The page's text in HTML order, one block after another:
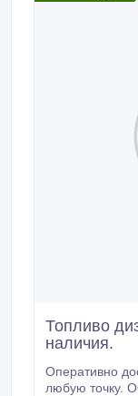
Топливо
наличия.
Оперативно
любую точку.